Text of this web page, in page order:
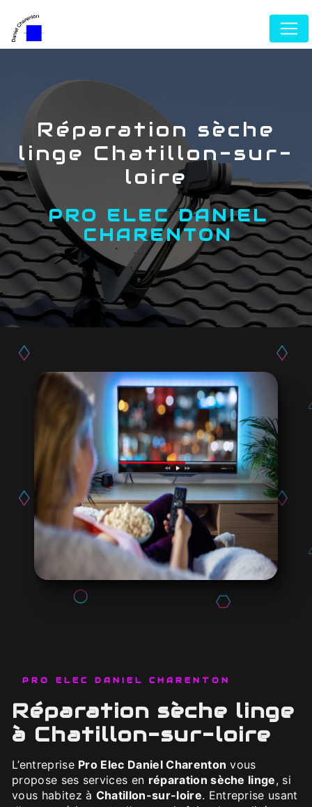
réparation sèche
linge Chatillon-sur-
loire
PRO ELEC DANIEL
CHARENTON
PRO ELEC DANIEL CHARENTON
réparation sèche linge
à Chatillon-sur-loire
L’entreprise Pro Elec Daniel Charenton vous
propose ses services en réparation sèche linge, si
vous habitez à Chatillon-sur-loire. Entreprise usant